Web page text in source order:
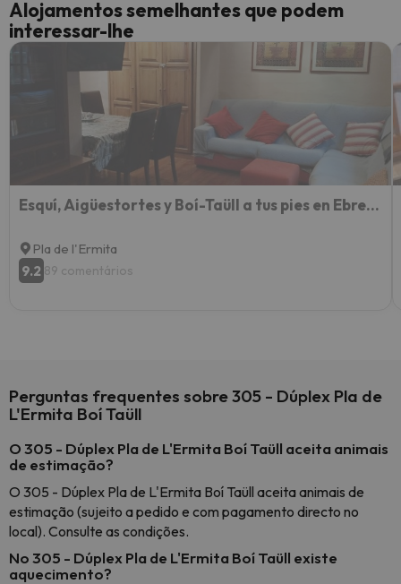
Alojamentos semelhantes que podem
interessar-lhe
Esquí, Aigüestortes y Boí-Taüll a tus pies en EbreHogar
Pla de l'Ermita
9.2 89 comentários
Perguntas frequentes sobre 305 - Dúplex Pla de
L'Ermita Boí Taüll
O 305 - Dúplex Pla de L'Ermita Boí Taüll aceita animais
de estimação?
O 305 - Dúplex Pla de L'Ermita Boí Taüll aceita animais de
estimação (sujeito a pedido e com pagamento directo no
local). Consulte as condições.
No 305 - Dúplex Pla de L'Ermita Boí Taüll existe
aquecimento?